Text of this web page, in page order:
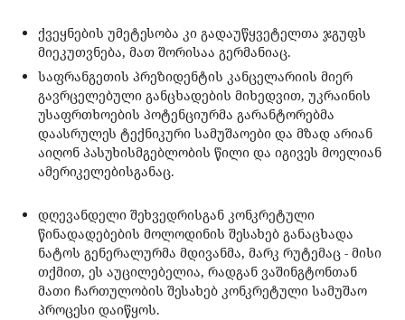
ქვეყნების უმეტესობა კი გადაუწყვეტელთა ჯგუფს
მიეკუთვნება, მათ შორისაა გერმანიაც.
საფრანგეთის პრეზიდენტის კანცელარიის მიერ
გავრცელებული განცხადების მიხედვით, უკრაინის
უსაფრთხოების პოტენციურმა გარანტორებმა
დაასრულეს ტექნიკური სამუშაოები და მზად არიან
აიღონ პასუხისმგებლობის წილი და იგივეს მოელიან
ამერიკელებისგანაც.
დღევანდელი შეხვედრისგან კონკრეტული
წინადადებების მოლოდინის შესახებ განაცხადა
ნატოს გენერალურმა მდივანმა, მარკ რუტემაც - მისი
თქმით, ეს აუცილებელია, რადგან ვაშინგტონთან
მათი ჩართულობის შესახებ კონკრეტული სამუშაო
პროცესი დაიწყოს.